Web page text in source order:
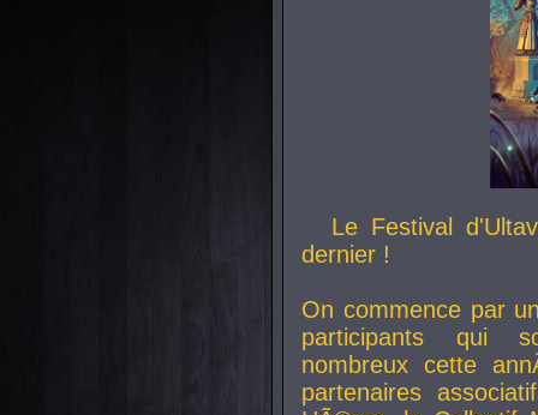
Le Festival
dernier !
On commence par
participants qui
nombreux cette
partenaires